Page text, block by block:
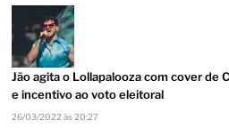
Jão agita o Lollapalooza com cover de
e incentivo ao voto eleitoral
26/03/2022 às 20:27